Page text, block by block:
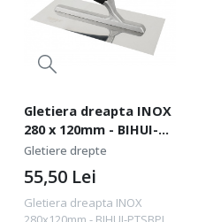
Gletiera dreapta INOX
280 x 120mm - BIHUI-
PTSBPL
Gletiere drepte
Gletiera dreapta INOX
55,50 Lei